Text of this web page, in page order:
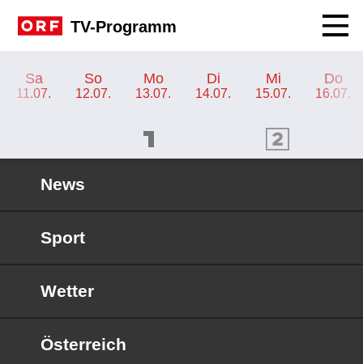
TV-Programm
Sa
11.07.
So
12.07.
Mo
13.07.
Di
14.07.
Mi
15.07.
Do
16.07.
ORF 2 Programm
News
Sport
Wetter
Österreich